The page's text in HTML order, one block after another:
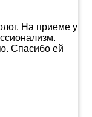
На приеме у
Спасибо ей